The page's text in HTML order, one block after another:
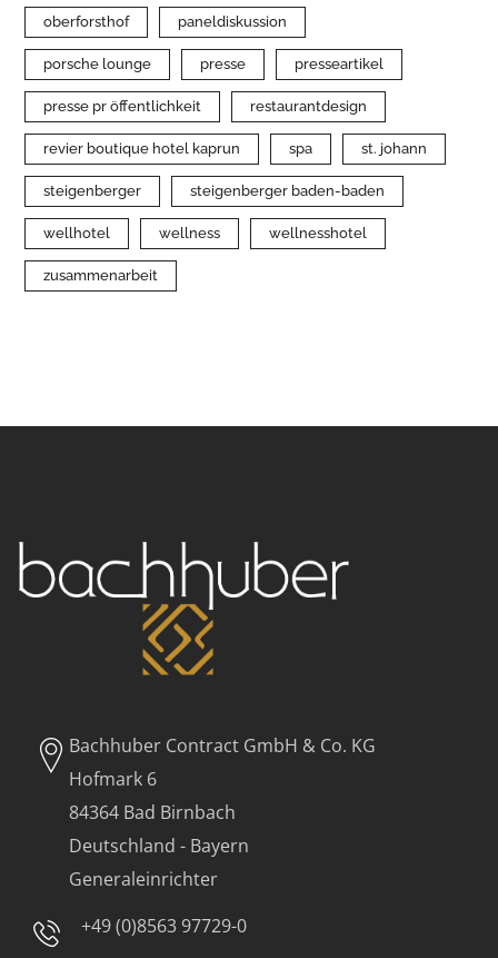
oberforsthof paneldiskussion
porsche lounge presse presseartikel
presse pr öffentlichkeit restaurantdesign
revier boutique hotel kaprun spa st. johann
steigenberger steigenberger baden-baden
wellhotel wellness wellnesshotel
zusammenarbeit
Bachhuber Contract GmbH & Co. KG
Hofmark 6
84364 Bad Birnbach
Deutschland - Bayern
Generaleinrichter
+49 (0)8563 97729-0